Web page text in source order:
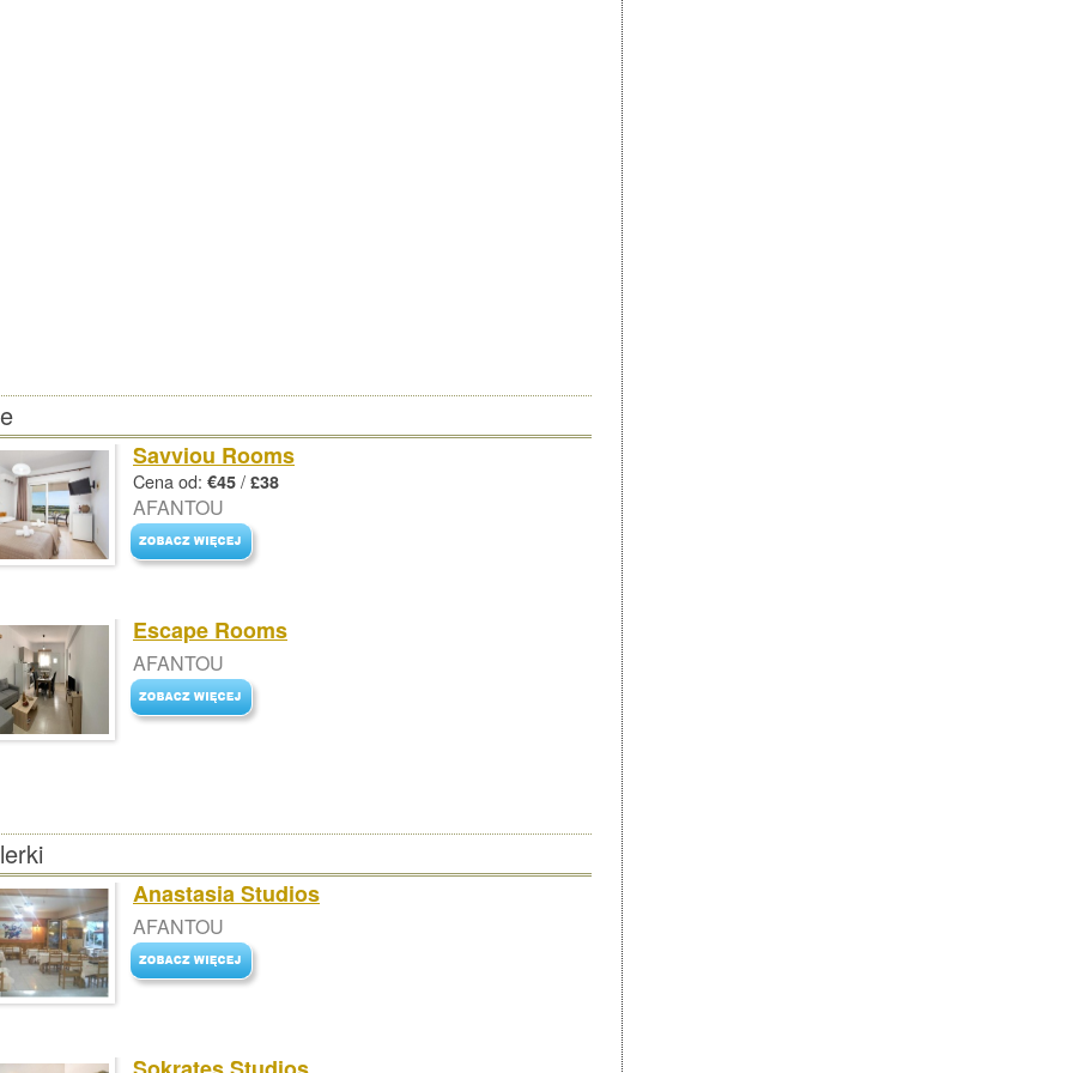
Savviou Rooms
Cena od: €45 / £38
AFANTOU
Escape Rooms
AFANTOU
Anastasia Studios
AFANTOU